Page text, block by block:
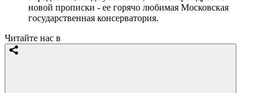
новой прописки - ее горячо любимая Московская
государственная консерватория.
Читайте нас в